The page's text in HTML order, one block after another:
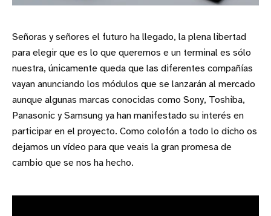
Señoras y señores el futuro ha llegado, la plena libertad
para elegir que es lo que queremos e un terminal es sólo
nuestra, únicamente queda que las diferentes compañías
vayan anunciando los módulos que se lanzarán al mercado
aunque algunas marcas conocidas como Sony, Toshiba,
Panasonic y Samsung ya han manifestado su interés en
participar en el proyecto. Como colofón a todo lo dicho os
dejamos un vídeo para que veais la gran promesa de
cambio que se nos ha hecho.